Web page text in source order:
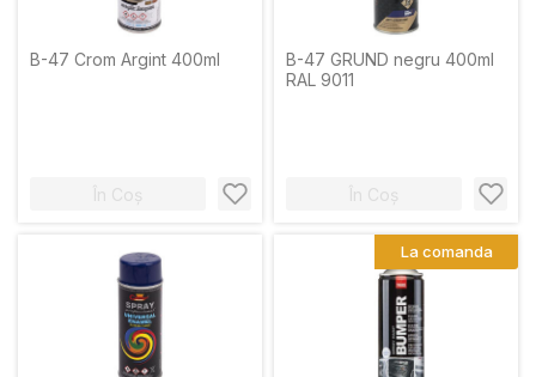
B-47 Crom Argint 400ml
În Coș
B-47 GRUND negru 400ml
RAL 9011
În Coș
La comanda